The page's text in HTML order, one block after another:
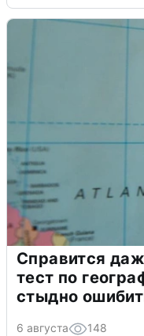
Справится
тест по
стыдно
6 августа 148